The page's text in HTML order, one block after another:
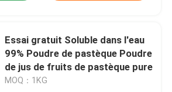
Essai gratuit Soluble dans l'eau
99% Poudre de pastèque Poudre
de jus de fruits de pastèque pure
MOQ：1KG